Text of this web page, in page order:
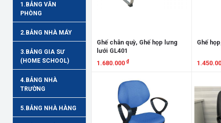
1.BẢNG VĂN
PHÒNG
2.BẢNG NHÀ MÁY
3.BẢNG GIA SƯ
(HOME SCHOOL)
4.BẢNG NHÀ
TRƯỜNG
5.BẢNG NHÀ HÀNG
Ghế chân quỳ, Ghế họp lưng
lưới GL401
1.680.000 ₫
Ghế